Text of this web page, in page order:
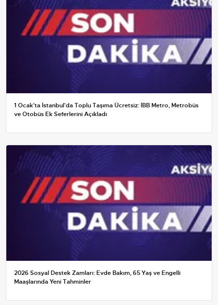
1 Ocak'ta İstanbul'da Toplu Taşıma Ücretsiz: İBB Metro, Metrobüs
ve Otobüs Ek Seferlerini Açıkladı
2026 Sosyal Destek Zamları: Evde Bakım, 65 Yaş ve Engelli
Maaşlarında Yeni Tahminler